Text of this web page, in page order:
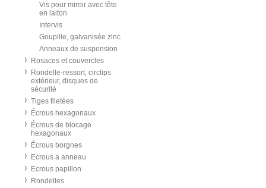
Vis pour miroir avec tête
en laiton
Intervis
Goupille, galvanisée zinc
Anneaux de suspension
Rosaces et couvercles
Rondelle-ressort, circlips
extérieur, disques de
sécurité
Tiges filetées
Écrous hexagonaux
Écrous de blocage
hexagonaux
Écrous borgnes
Ecrous a anneau
Ecrous papillon
Rondelles